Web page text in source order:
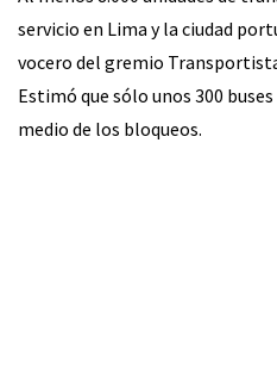
servicio en Lima y la ciudad
vocero del gremio
Estimó que sólo unos 300
medio de los bloqueos.